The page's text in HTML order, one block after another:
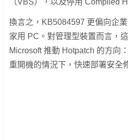
換言之，KB5084597 更偏向企
家用 PC。對管理型裝置而言，
Microsoft 推動 Hotpatch 的方向
重開機的情況下，快速部署安全